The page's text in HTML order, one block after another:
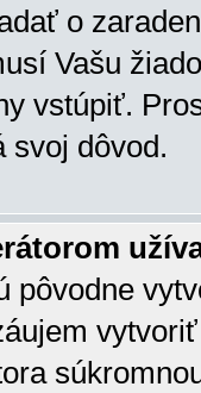
o
Vašu
vstúpiť.
svoj dôvod.
pôvodne